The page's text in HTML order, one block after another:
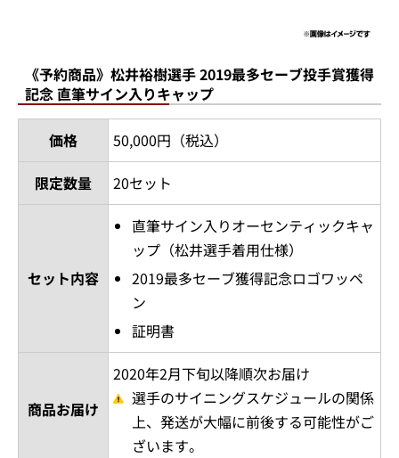
《予約商品》松井裕樹選手 2019最多セーブ投手賞獲得
記念 直筆サイン入りキャップ
価格
50,000円（税込）
限定数量
20セット
セット内容
直筆サイン入りオーセンティックキャ
ップ（松井選手着用仕様）
2019最多セーブ獲得記念ロゴワッペ
ン
証明書
商品お届け
2020年2月下旬以降順次お届け
選手のサイニングスケジュールの関係
上、発送が大幅に前後する可能性がご
ざいます。